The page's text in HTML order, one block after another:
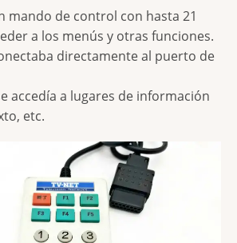
mando de control con hasta 21
a los menús y otras funciones.
directamente al puerto de
accedía a lugares de información
etc.